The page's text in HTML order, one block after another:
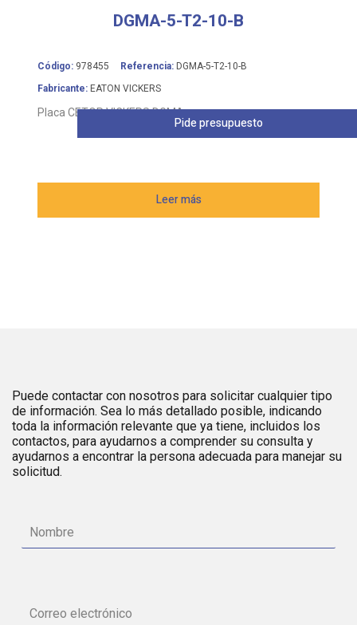
DGMA-5-T2-10-B
Código: 978455 Referencia: DGMA-5-T2-10-B
Fabricante: EATON VICKERS
Placa CETOP VICKERS DGMA
Leer más
Pide presupuesto
Puede contactar con nosotros para solicitar cualquier tipo
de información. Sea lo más detallado posible, indicando
toda la información relevante que ya tiene, incluidos los
contactos, para ayudarnos a comprender su consulta y
ayudarnos a encontrar la persona adecuada para manejar su
solicitud.